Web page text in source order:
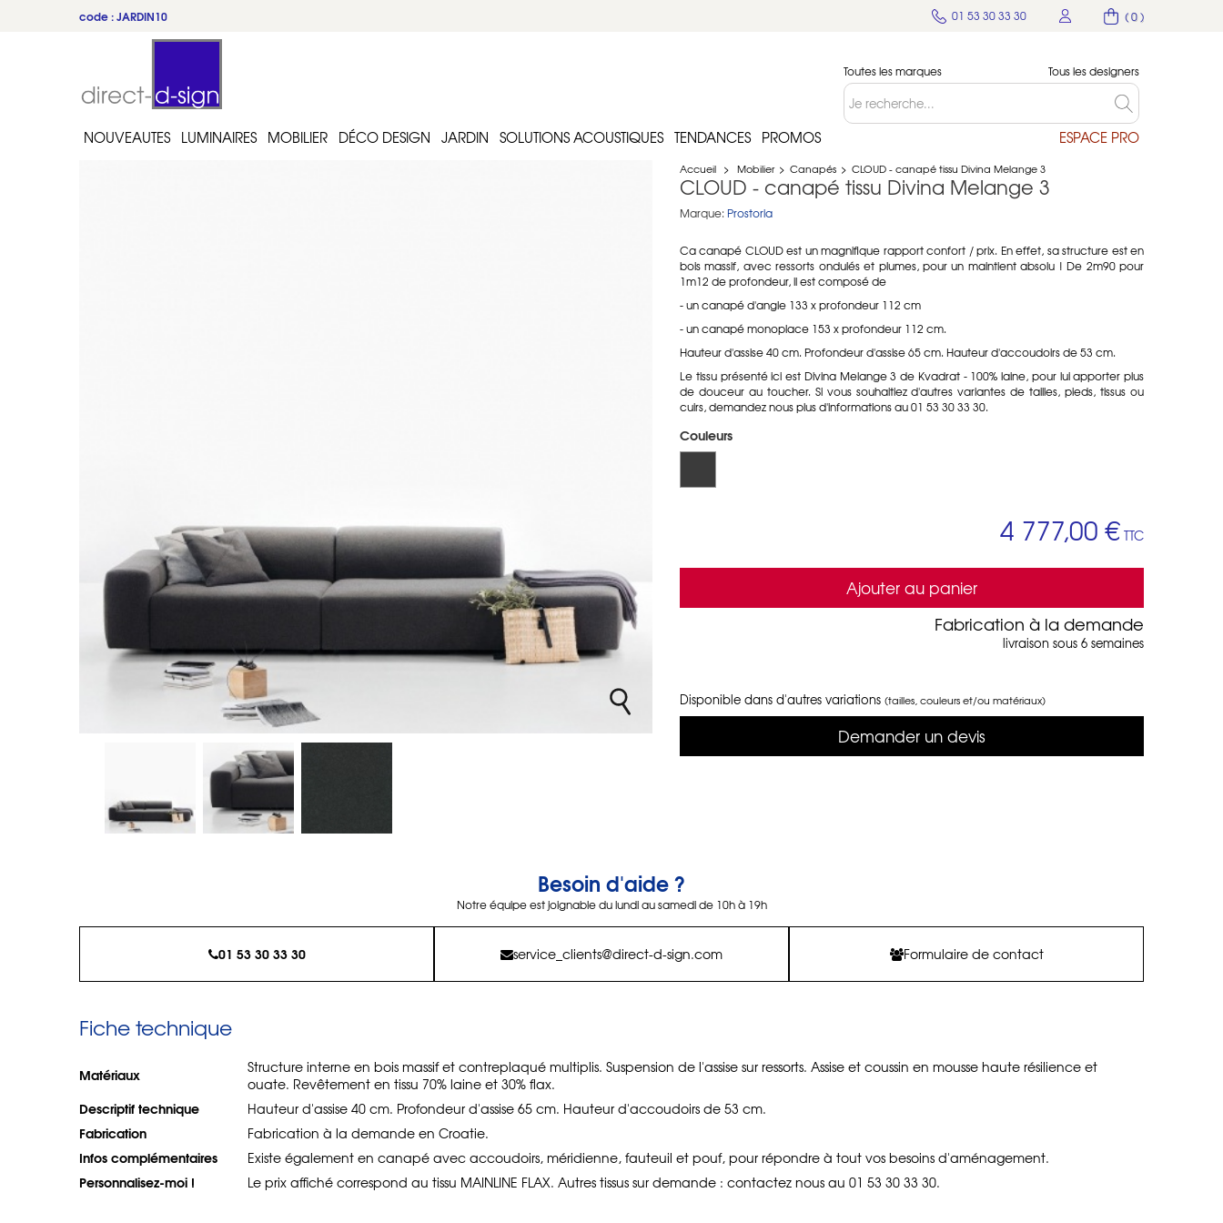
( 0 )
01 53 30 33 30
code : JARDIN10
Toutes les marques Tous les designers
NOUVEAUTES LUMINAIRES MOBILIER DÉCO DESIGN JARDIN SOLUTIONS ACOUSTIQUES TENDANCES PROMOS ESPACE PRO
Accueil > Mobilier > Canapés > CLOUD - canapé tissu Divina Melange 3
CLOUD - canapé tissu Divina Melange 3
Marque: Prostoria
Ca canapé CLOUD est un magnifique rapport confort / prix. En effet, sa structure est en
bois massif, avec ressorts ondulés et plumes, pour un maintient absolu ! De 2m90 pour
1m12 de profondeur, il est composé de
- un canapé d'angle 133 x profondeur 112 cm
- un canapé monoplace 153 x profondeur 112 cm.
Hauteur d'assise 40 cm. Profondeur d'assise 65 cm. Hauteur d'accoudoirs de 53 cm.
Le tissu présenté ici est Divina Melange 3 de Kvadrat - 100% laine, pour lui apporter plus
de douceur au toucher. Si vous souhaitiez d'autres variantes de tailles, pieds, tissus ou
cuirs, demandez nous plus d'informations au 01 53 30 33 30.
Couleurs
4 777,00 € TTC
Ajouter au panier
Fabrication à la demande
livraison sous 6 semaines
Disponible dans d'autres variations (tailles, couleurs et/ou matériaux)
Demander un devis
Besoin d'aide ?
Notre équipe est joignable du lundi au samedi de 10h à 19h
01 53 30 33 30 service_clients@direct-d-sign.com Formulaire de contact
Fiche technique
Matériaux
Structure interne en bois massif et contreplaqué multiplis. Suspension de l'assise sur ressorts. Assise et coussin en mousse haute résilience et
ouate. Revêtement en tissu 70% laine et 30% flax.
Descriptif technique Hauteur d'assise 40 cm. Profondeur d'assise 65 cm. Hauteur d'accoudoirs de 53 cm.
Fabrication Fabrication à la demande en Croatie.
Infos complémentaires Existe également en canapé avec accoudoirs, méridienne, fauteuil et pouf, pour répondre à tout vos besoins d'aménagement.
Personnalisez-moi ! Le prix affiché correspond au tissu MAINLINE FLAX. Autres tissus sur demande : contactez nous au 01 53 30 33 30.